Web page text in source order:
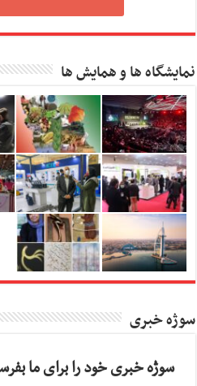
نمایشگاه ها و همایش ها
سوژه خبری
سوژه خبری خود را برای ما